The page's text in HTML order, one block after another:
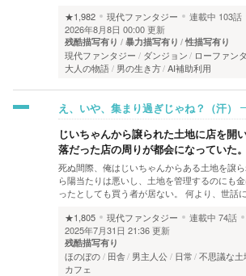
★1,982
現代ファンタジー 連載中 103話
2026年8月8日 00:00 更新
残酷描写有り 暴力描写有り 性描写有り
現代ファンタジー ダンジョン ローファン
大人の物語
男の生き方 AI補助利用
え、いや、集まり過ぎじゃね？（汗）
じいちゃんから譲られた土地に店を開
落だった店の周りが都会になっていた。
死ぬ間際、俺はじいちゃんからある土地を譲
ら陽当たりは悪いし、土地を管理するのにも
ったとしても買う者が居ない。 何より、世話
★1,805
現代ファンタジー 連載中 74話
2025年7月31日 21:36 更新
残酷描写有り
ほのぼの 田舎 男主人公 日常 不思議な土
カフェ